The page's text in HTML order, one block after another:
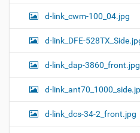
d-link_cwm-100_04.jpg
d-link_DFE-
d-link_dap-3860_front.jpg
d-
d-link_dcs-34-2_front.jpg